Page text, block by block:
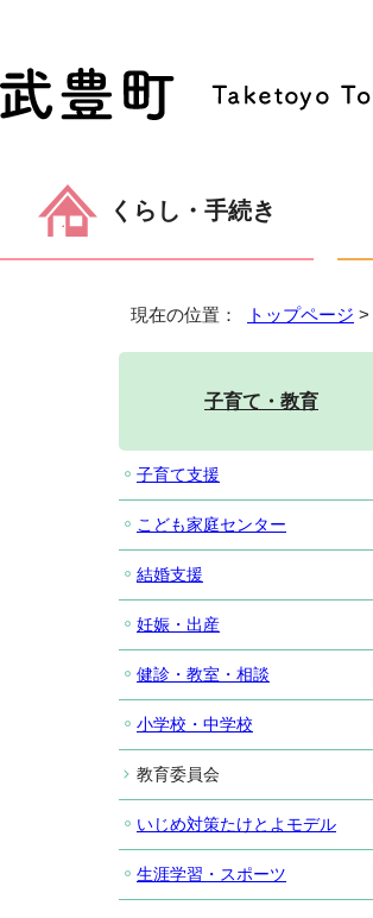
くらし・手続き
現在の位置： トップページ >
子育て・教育
子育て支援
こども家庭センター
結婚支援
妊娠・出産
健診・教室・相談
小学校・中学校
教育委員会
いじめ対策たけとよモデル
生涯学習・スポーツ